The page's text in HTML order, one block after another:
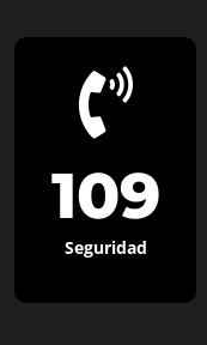

109
Seguridad